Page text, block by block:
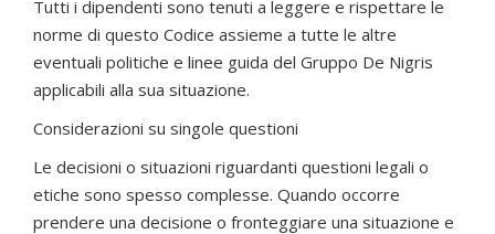
Tutti i dipendenti sono tenuti a leggere e rispettare le
norme di questo Codice assieme a tutte le altre
eventuali politiche e linee guida del Gruppo De Nigris
applicabili alla sua situazione.
Considerazioni su singole questioni
Le decisioni o situazioni riguardanti questioni legali o
etiche sono spesso complesse. Quando occorre
prendere una decisione o fronteggiare una situazione e